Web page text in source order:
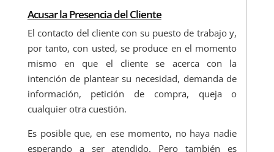
Acusar la Presencia del Cliente
El contacto del cliente con su puesto de trabajo y,
por tanto, con usted, se produce en el momento
mismo en que el cliente se acerca con la
intención de plantear su necesidad, demanda de
información, petición de compra, queja o
cualquier otra cuestión.
Es posible que, en ese momento, no haya nadie
esperando a ser atendido. Pero también es